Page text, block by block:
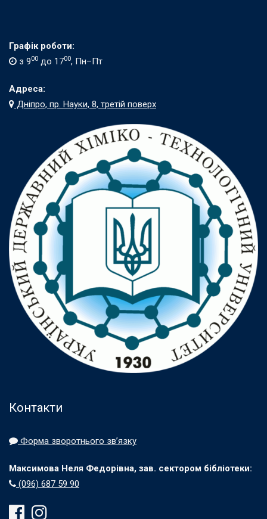
Графік роботи:
з 900 до 1700, Пн–Пт
Адреса:
Дніпро, пр. Науки, 8, третій поверх
Контакти
Форма зворотнього зв’язку
Максимова Неля Федорівна, зав. сектором бібліотеки:
(096) 687 59 90